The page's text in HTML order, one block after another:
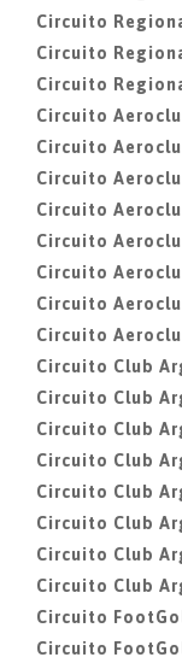
Circuito
Circuito
Circuito
Circuito
Circuito
Circuito
Circuito
Circuito
Circuito
Circuito
Circuito
Circuito Club
Circuito Club
Circuito Club
Circuito Club
Circuito Club
Circuito Club
Circuito Club
Circuito Club
Circuito
Circuito